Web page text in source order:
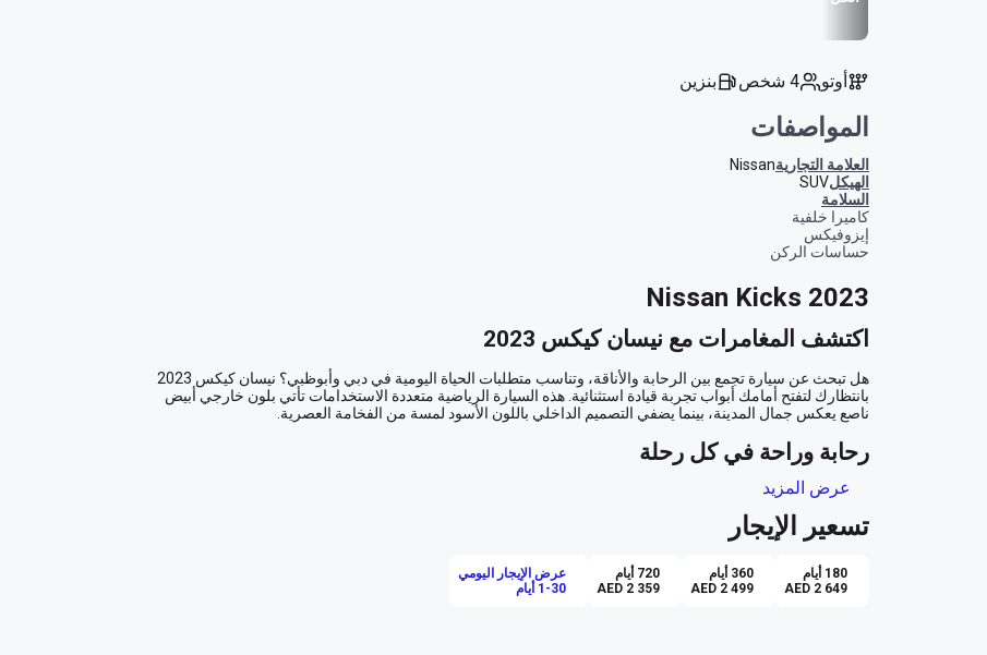
أوتو 4 شخص بنزين
المواصفات
العلامة التجاريةNissan
الهيكلSUV
السلامة
كاميرا خلفية
إيزوفيكس
حساسات الركن
Nissan Kicks 2023
اكتشف المغامرات مع نيسان كيكس 2023
رحابة وراحة في كل رحلة
تكنولوجيا متقدمة لقيادة آمنة
عرض المزيد
تسعير الإيجار
180 أيام
AED 2 649
360 أيام
AED 2 499
720 أيام
AED 2 359
عرض الإيجار اليومي
1-30 أيام